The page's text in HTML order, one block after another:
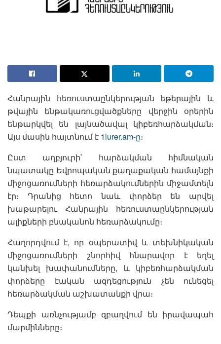
Հանրային հեռուստաընկերության եթերային և
թվային ենթակառուցվածքները վերջին օրերին
ենթարկվել են լայնածավալ կիբեռհարձակման։
Այս մասին հայտնում է 1lurer.am-ը։
Ըստ աղբյուրի՝ հարձակման հիմնական
նպատակը Եվրոպական քաղաքական համայնքի
միջոցառումների հեռարձակումներին միջամտելն
էր։ Դրանից հետո նաև փորձեր են արվել
խաթարելու Հանրային հեռուստաընկերության
ալիքների բնականոն հեռարձակումը։
Հաղորդվում է, որ օպերատիվ և տեխնիկական
միջոցառումների շնորհիվ հնարավոր է եղել
կանխել խափանումները, և կիբեռհարձակման
փորձերը էական ազդեցություն չեն ունեցել
հեռարձակման աշխատանքի վրա։
Դեպքի առնչությամբ զբաղվում են իրավապահ
մարմինները։